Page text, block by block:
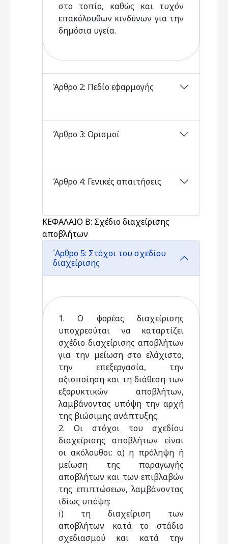
στο τοπίο, καθώς και τυχόν
επακόλουθων κινδύνων για την
δημόσια υγεία.
Άρθρο 2: Πεδίο εφαρμογής
Άρθρο 3: Ορισμοί
Άρθρο 4: Γενικές απαιτήσεις
ΚΕΦΑΛΑΙΟ Β: Σχέδιο διαχείρισης
αποβλήτων
΄Αρθρο 5: Στόχοι του σχεδίου
διαχείρισης
1. Ο φορέας διαχείρισης
υποχρεούται να καταρτίζει
σχέδιο διαχείρισης αποβλήτων
για την μείωση στο ελάχιστο,
την επεξεργασία, την
αξιοποίηση και τη διάθεση των
εξορυκτικών αποβλήτων,
λαμβάνοντας υπόψη την αρχή
της βιώσιμης ανάπτυξης.
2. Οι στόχοι του σχεδίου
διαχείρισης αποβλήτων είναι
οι ακόλουθοι: α) η πρόληψη ή
μείωση της παραγωγής
αποβλήτων και των επιβλαβών
της επιπτώσεων, λαμβάνοντας
ιδίως υπόψη:
i) τη διαχείριση των
αποβλήτων κατά το στάδιο
σχεδιασμού και κατά την